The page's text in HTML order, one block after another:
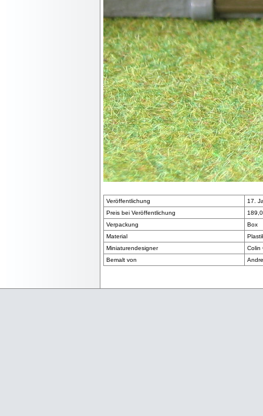
Veröffentlichung
17.
Preis bei Veröffentlichung
Verpackung
Box
Material
Miniaturendesigner
Colin
Bemalt von